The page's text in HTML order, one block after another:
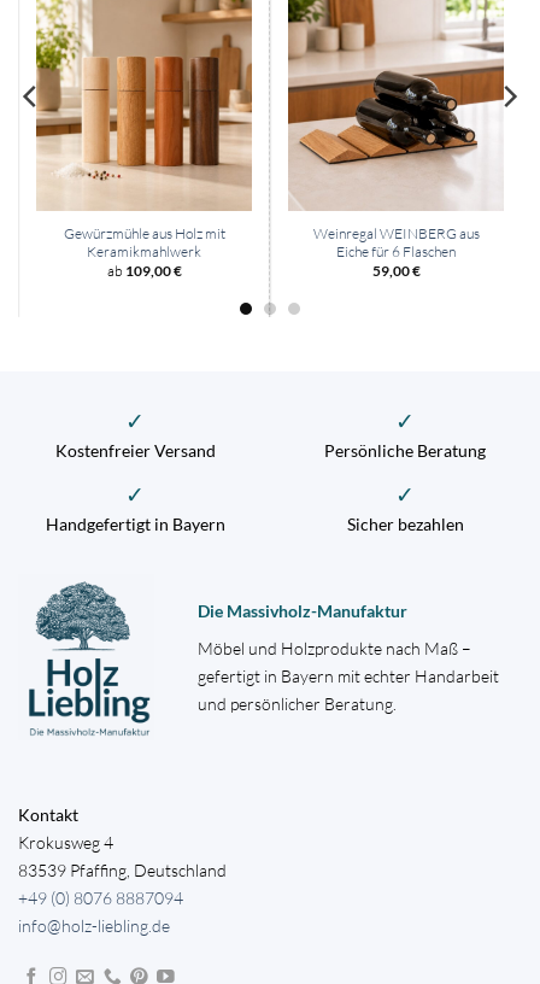
Gewürzmühle aus Holz mit
Keramikmahlwerk
ab 109,00€
Weinregal WEINBERG aus
Eiche für 6 Flaschen
59,00€
✓
Kostenfreier Versand
✓
Persönliche Beratung
✓
Handgefertigt in Bayern
✓
Sicher bezahlen
Die Massivholz-Manufaktur
Möbel und Holzprodukte nach Maß –
gefertigt in Bayern mit echter Handarbeit
und persönlicher Beratung.
Kontakt
Krokusweg 4
83539 Pfaffing, Deutschland
+49 (0) 8076 8887094
info@holz-liebling.de